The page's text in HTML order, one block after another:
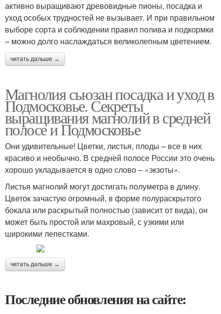
активно выращивают древовидные пионы, посадка и
уход особых трудностей не вызывает. И при правильном
выборе сорта и соблюдении правил полива и подкормки
– можно долго наслаждаться великолепным цветением.
читать дальше →
Магнолия сьюзан посадка и уход в
Подмосковье. Секреты
выращивания магнолий в средней
полосе и Подмосковье
Они удивительные! Цветки, листья, плоды – все в них
красиво и необычно. В средней полосе России это очень
хорошо укладывается в одно слово – «экзоты».
Листья магнолий могут достигать полуметра в длину.
Цветок зачастую огромный, в форме полураскрытого
бокала или раскрытый полностью (зависит от вида), он
может быть простой или махровый, с узкими или
широкими лепестками.
читать дальше →
Последние обновления на сайте: